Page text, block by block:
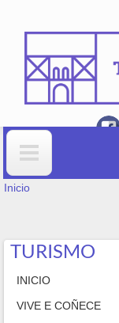
VOSTEDE
Inicio
TURISMO
INICIO
VIVE E COÑECE